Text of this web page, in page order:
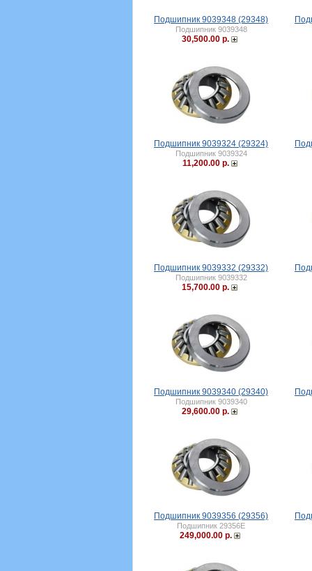
Подшипник 9039348 (29348)
Подшипник 9039348
30,500.00 р.
Подшипник 9039324 (29324)
Подшипник 9039324
11,200.00 р.
Подшипник 9039332 (29332)
Подшипник 9039332
15,700.00 р.
Подшипник 9039340 (29340)
Подшипник 9039340
29,600.00 р.
Подшипник 9039356 (29356)
Подшипник 29356E
249,000.00 р.